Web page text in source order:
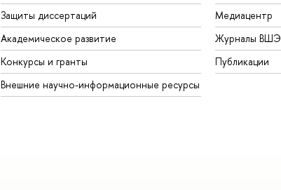
Защиты диссертаций
Академическое развитие
Конкурсы и гранты
Внешние научно-информационные ресурсы
Медиацентр
Журналы ВШЭ
Публикации